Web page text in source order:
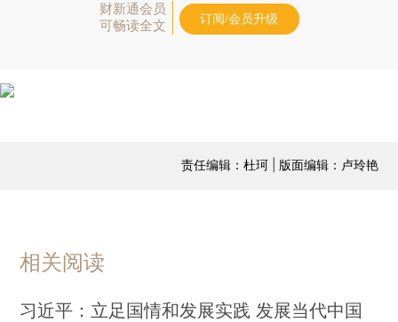
财新通会员
可畅读全文
订阅/会员升级
责任编辑：杜珂 | 版面编辑：卢玲艳
相关阅读
习近平：立足国情和发展实践 发展当代中国